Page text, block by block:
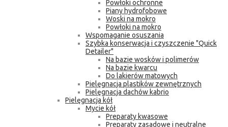
Powłoki ochronne
Piany hydrofobowe
Woski na mokro
Powłoki na mokro
Wspomaganie osuszania
Szybka konserwacja i czyszczenie "Quick
Detailer"
Na bazie wosków i polimerów
Na bazie kwarcu
Do lakierów matowych
Pielęgnacja plastików zewnętrznych
Pielęgnacja dachów kabrio
Pielęgnacja kół
Mycie kół
Preparaty kwasowe
Preparaty zasadowe i neutralne